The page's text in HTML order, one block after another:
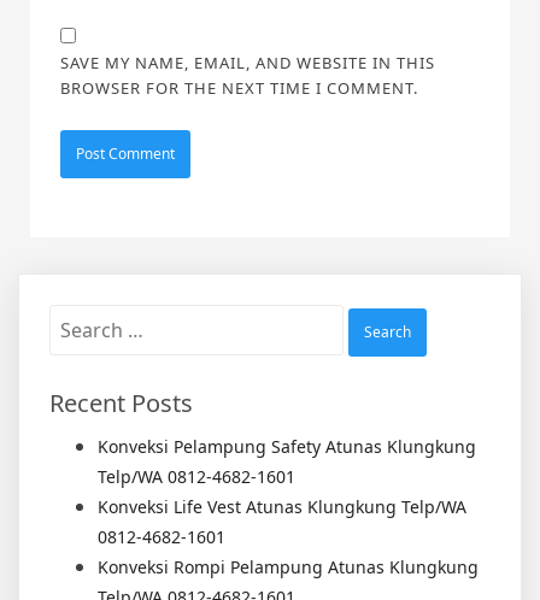
SAVE MY NAME, EMAIL, AND WEBSITE IN THIS
BROWSER FOR THE NEXT TIME I COMMENT.
Search
Recent Posts
Konveksi Pelampung Safety Atunas Klungkung
Telp/WA 0812-4682-1601
Konveksi Life Vest Atunas Klungkung Telp/WA
0812-4682-1601
Konveksi Rompi Pelampung Atunas Klungkung